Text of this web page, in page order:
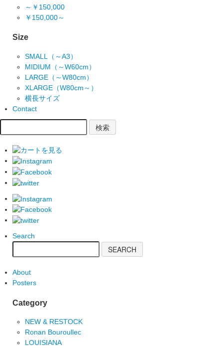
～￥150,000
￥150,000～
Size
SMALL（～A3）
MIDIUM（～W60cm）
LARGE（～W80cm）
XLARGE（W80cm～）
横長サイズ
Contact
Search
About
Posters
Category
NEW & RESTOCK
Ronan Bouroullec
LOUISIANA